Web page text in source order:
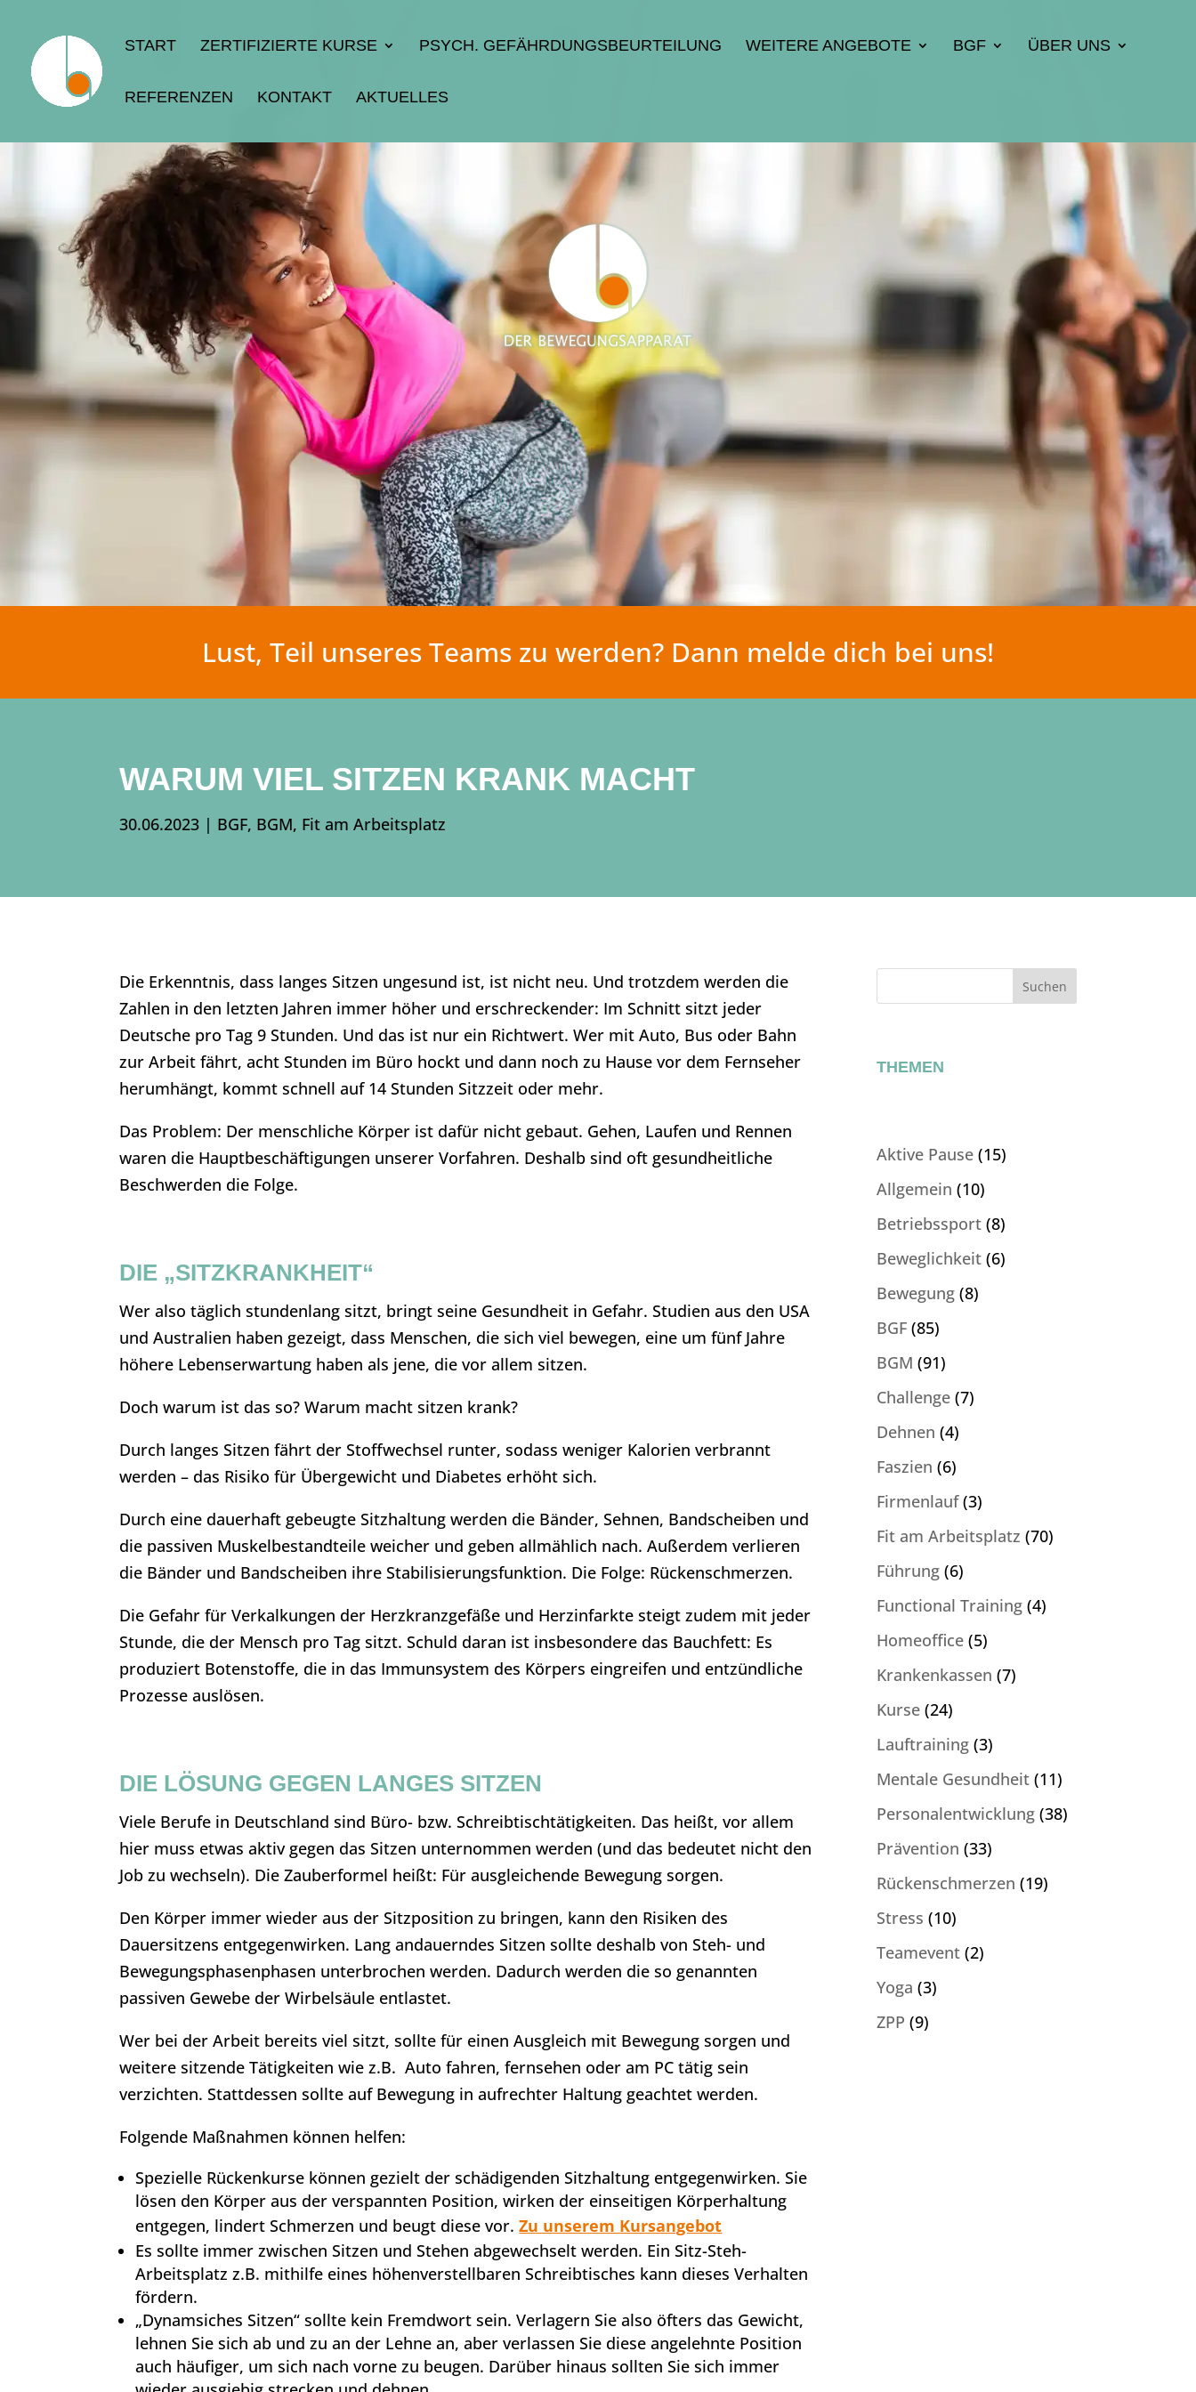
START ZERTIFIZIERTE KURSE PSYCH. GEFÄHRDUNGSBEURTEILUNG WEITERE ANGEBOTE BGF ÜBER UNS
REFERENZEN KONTAKT AKTUELLES
Lust, Teil unseres Teams zu werden? Dann melde dich bei uns!
WARUM VIEL SITZEN KRANK MACHT
30.06.2023 | BGF, BGM, Fit am Arbeitsplatz
Die Erkenntnis, dass langes Sitzen ungesund ist, ist nicht neu. Und trotzdem werden die
Zahlen in den letzten Jahren immer höher und erschreckender: Im Schnitt sitzt jeder
Deutsche pro Tag 9 Stunden. Und das ist nur ein Richtwert. Wer mit Auto, Bus oder Bahn
zur Arbeit fährt, acht Stunden im Büro hockt und dann noch zu Hause vor dem Fernseher
herumhängt, kommt schnell auf 14 Stunden Sitzzeit oder mehr.
Das Problem: Der menschliche Körper ist dafür nicht gebaut. Gehen, Laufen und Rennen
waren die Hauptbeschäftigungen unserer Vorfahren. Deshalb sind oft gesundheitliche
Beschwerden die Folge.
DIE „SITZKRANKHEIT“
Wer also täglich stundenlang sitzt, bringt seine Gesundheit in Gefahr. Studien aus den USA
und Australien haben gezeigt, dass Menschen, die sich viel bewegen, eine um fünf Jahre
höhere Lebenserwartung haben als jene, die vor allem sitzen.
Doch warum ist das so? Warum macht sitzen krank?
Durch langes Sitzen fährt der Stoffwechsel runter, sodass weniger Kalorien verbrannt
werden – das Risiko für Übergewicht und Diabetes erhöht sich.
Durch eine dauerhaft gebeugte Sitzhaltung werden die Bänder, Sehnen, Bandscheiben und
die passiven Muskelbestandteile weicher und geben allmählich nach. Außerdem verlieren
die Bänder und Bandscheiben ihre Stabilisierungsfunktion. Die Folge: Rückenschmerzen.
Die Gefahr für Verkalkungen der Herzkranzgefäße und Herzinfarkte steigt zudem mit jeder
Stunde, die der Mensch pro Tag sitzt. Schuld daran ist insbesondere das Bauchfett: Es
produziert Botenstoffe, die in das Immunsystem des Körpers eingreifen und entzündliche
Prozesse auslösen.
DIE LÖSUNG GEGEN LANGES SITZEN
Viele Berufe in Deutschland sind Büro- bzw. Schreibtischtätigkeiten. Das heißt, vor allem
hier muss etwas aktiv gegen das Sitzen unternommen werden (und das bedeutet nicht den
Job zu wechseln). Die Zauberformel heißt: Für ausgleichende Bewegung sorgen.
Den Körper immer wieder aus der Sitzposition zu bringen, kann den Risiken des
Dauersitzens entgegenwirken. Lang andauerndes Sitzen sollte deshalb von Steh- und
Bewegungsphasenphasen unterbrochen werden. Dadurch werden die so genannten
passiven Gewebe der Wirbelsäule entlastet.
Wer bei der Arbeit bereits viel sitzt, sollte für einen Ausgleich mit Bewegung sorgen und
weitere sitzende Tätigkeiten wie z.B. Auto fahren, fernsehen oder am PC tätig sein
verzichten. Stattdessen sollte auf Bewegung in aufrechter Haltung geachtet werden.
Folgende Maßnahmen können helfen:
Spezielle Rückenkurse können gezielt der schädigenden Sitzhaltung entgegenwirken. Sie
lösen den Körper aus der verspannten Position, wirken der einseitigen Körperhaltung
entgegen, lindert Schmerzen und beugt diese vor.Zu unserem Kursangebot
Es sollte immer zwischen Sitzen und Stehen abgewechselt werden. Ein Sitz-Steh-
Arbeitsplatz z.B. mithilfe eines höhenverstellbaren Schreibtisches kann dieses Verhalten
fördern.
„Dynamsiches Sitzen“ sollte kein Fremdwort sein. Verlagern Sie also öfters das Gewicht,
lehnen Sie sich ab und zu an der Lehne an, aber verlassen Sie diese angelehnte Position
auch häufiger, um sich nach vorne zu beugen. Darüber hinaus sollten Sie sich immer
Suchen
THEMEN
Aktive Pause (15)
Allgemein (10)
Betriebssport (8)
Beweglichkeit (6)
Bewegung (8)
BGF (85)
BGM (91)
Challenge (7)
Dehnen (4)
Faszien (6)
Firmenlauf(3)
Fit am Arbeitsplatz (70)
Führung (6)
Functional Training (4)
Homeoffice (5)
Krankenkassen (7)
Kurse (24)
Lauftraining (3)
Mentale Gesundheit (11)
Personalentwicklung (38)
Prävention (33)
Rückenschmerzen (19)
Stress (10)
Teamevent (2)
Yoga (3)
ZPP (9)